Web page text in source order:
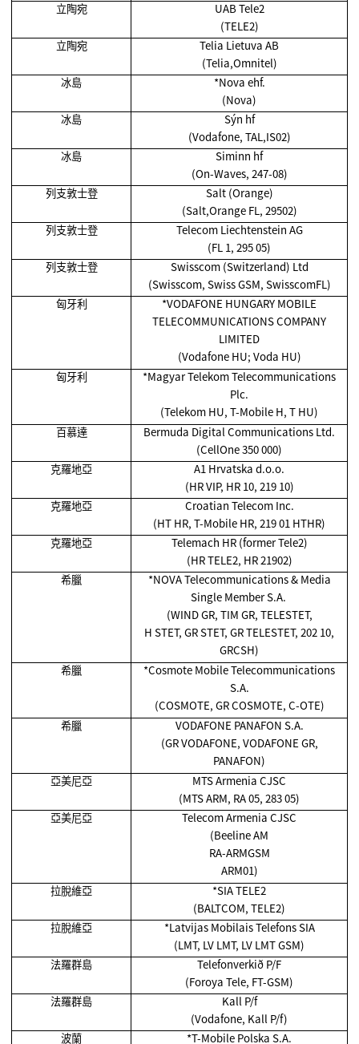
立陶宛
UAB Tele2
(TELE2)
立陶宛
Telia Lietuva AB
(Telia,Omnitel)
冰島
*Nova ehf.
(Nova)
冰島
Sýn hf
(Vodafone, TAL,IS02)
冰島
Siminn hf
(On-Waves, 247-08)
列支敦士登
Salt (Orange)
(Salt,Orange FL, 29502)
列支敦士登
Telecom Liechtenstein AG
(FL 1, 295 05)
列支敦士登
Swisscom (Switzerland) Ltd
(Swisscom, Swiss GSM, SwisscomFL)
匈牙利
*VODAFONE HUNGARY MOBILE
TELECOMMUNICATIONS COMPANY
LIMITED
(Vodafone HU; Voda HU)
匈牙利
*Magyar Telekom Telecommunications
Plc.
(Telekom HU, T-Mobile H, T HU)
百慕達
Bermuda Digital Communications Ltd.
(CellOne 350 000)
克羅地亞
A1 Hrvatska d.o.o.
(HR VIP, HR 10, 219 10)
克羅地亞
Croatian Telecom Inc.
(HT HR, T-Mobile HR, 219 01 HTHR)
克羅地亞
Telemach HR (former Tele2)
(HR TELE2, HR 21902)
希臘
*NOVA Telecommunications & Media
Single Member S.A.
(WIND GR, TIM GR, TELESTET,
H STET, GR STET, GR TELESTET, 202 10,
GRCSH)
希臘
*Cosmote Mobile Telecommunications
S.A.
(COSMOTE, GR COSMOTE, C-OTE)
希臘
VODAFONE PANAFON S.A.
(GR VODAFONE, VODAFONE GR,
PANAFON)
亞美尼亞
MTS Armenia CJSC
(MTS ARM, RA 05, 283 05)
亞美尼亞
Telecom Armenia CJSC
(Beeline AM
RA-ARMGSM
ARM01)
拉脫維亞
*SIA TELE2
(BALTCOM, TELE2)
拉脫維亞
*Latvijas Mobilais Telefons SIA
(LMT, LV LMT, LV LMT GSM)
法羅群島
Telefonverkið P/F
(Foroya Tele, FT-GSM)
法羅群島
Kall P/f
(Vodafone, Kall P/f)
波蘭
*T-Mobile Polska S.A.